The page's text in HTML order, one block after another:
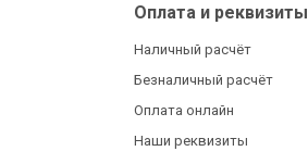
Оплата и реквизиты
Наличный расчёт
Безналичный расчёт
Оплата онлайн
Наши реквизиты